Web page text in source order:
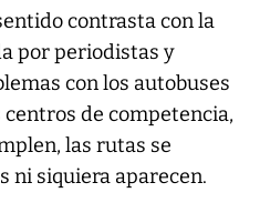
contrasta con la
por periodistas y
con los autobuses
de competencia,
las rutas se
ni siquiera aparecen.